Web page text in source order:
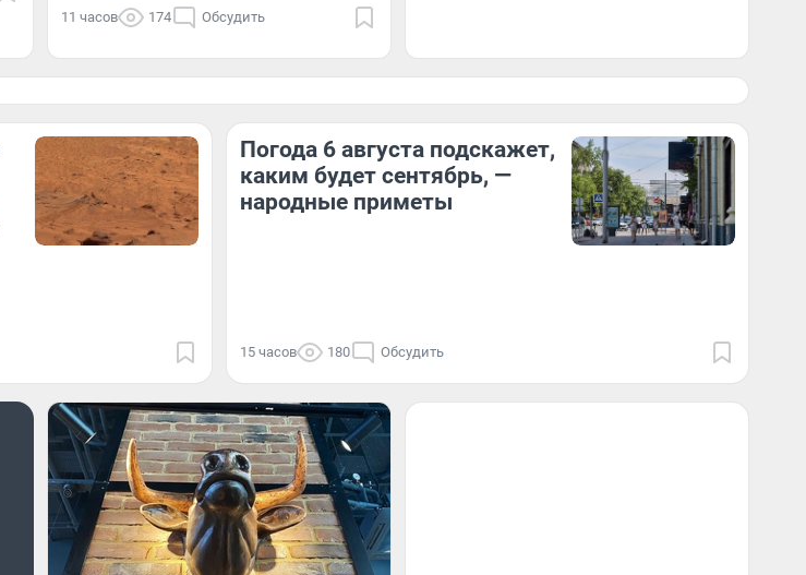
11 часов 174 Обсудить
Погода 6 августа подскажет,
каким будет сентябрь, —
народные приметы
15 часов 180 Обсудить